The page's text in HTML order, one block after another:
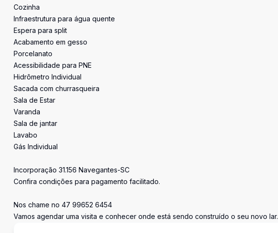
Cozinha
Infraestrutura para água quente
Espera para split
Acabamento em gesso
Porcelanato
Acessibilidade para PNE
Hidrômetro Individual
Sacada com churrasqueira
Sala de Estar
Varanda
Sala de jantar
Lavabo
Gás Individual
Incorporação 31.156 Navegantes-SC
Confira condições para pagamento facilitado.
Nos chame no 47 99652 6454
Vamos agendar uma visita e conhecer onde está sendo construído o seu novo lar.